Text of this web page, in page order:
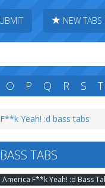
NEW TABS
O P Q R S T
Yeah! :d bass tabs
TABS
America F**k Yeah! :d Bass